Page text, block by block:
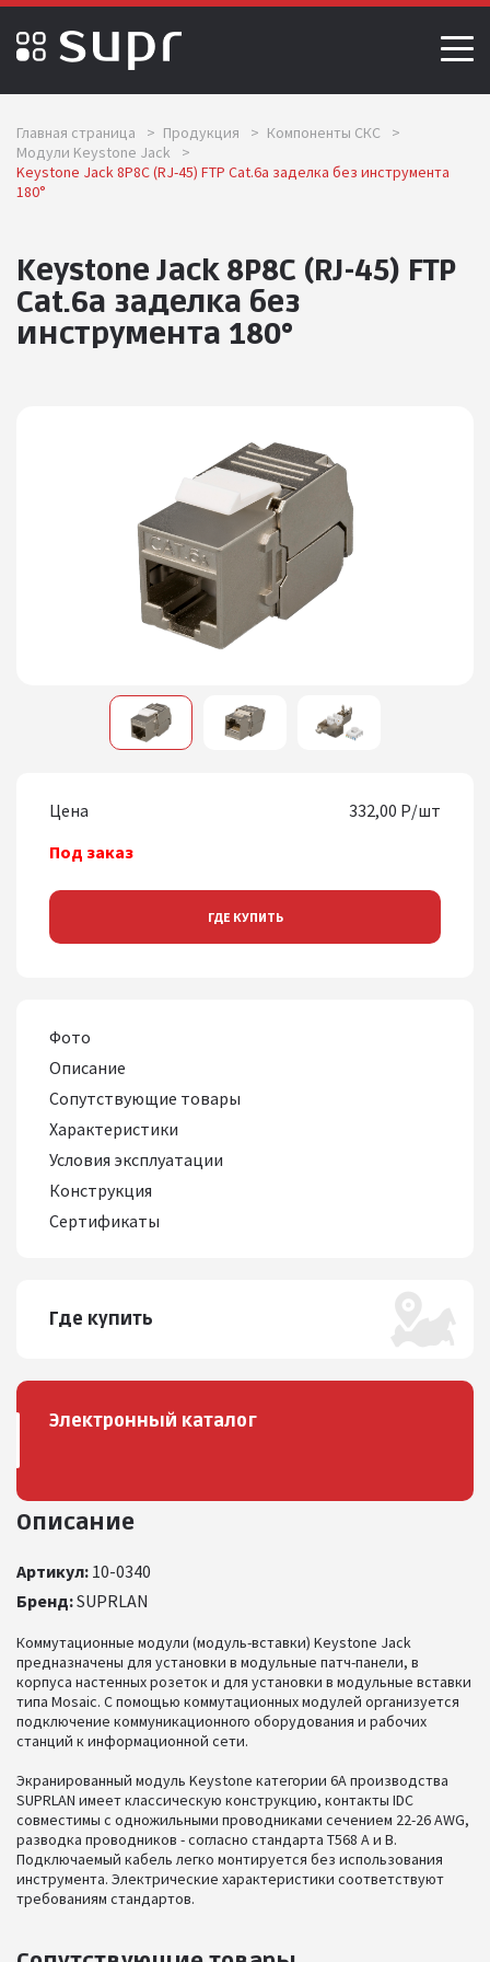
Главная страница > Продукция > Компоненты СКС
>
Модули Keystone Jack
>
Keystone Jack 8P8C (RJ-45) FTP Cat.6a заделка без инструмента
180°
Keystone Jack 8P8C (RJ-45) FTP
Cat.6a заделка без
инструмента 180°
Описание
Артикул: 10-0340
Бренд:SUPRLAN
Коммутационные модули (модуль-вставки) Keystone Jack
предназначены для установки в модульные патч-панели, в
корпуса настенных розеток и для установки в модульные вставки
типа Mosaic. С помощью коммутационных модулей организуется
подключение коммуникационного оборудования и рабочих
станций к информационной сети.
Экранированный модуль Keystone категории 6А производства
SUPRLAN имеет классическую конструкцию, контакты IDC
совместимы с одножильными проводниками сечением 22-26 AWG,
разводка проводников - согласно стандарта T568 А и B.
Подключаемый кабель легко монтируется без использования
инструмента. Электрические характеристики соответствуют
требованиям стандартов.
Цена
332,00 Р/шт
Под заказ
ГДЕ КУПИТЬ
Фото
Описание
Сопутствующие товары
Характеристики
Условия эксплуатации
Конструкция
Сертификаты
Где купить
Электронный каталог